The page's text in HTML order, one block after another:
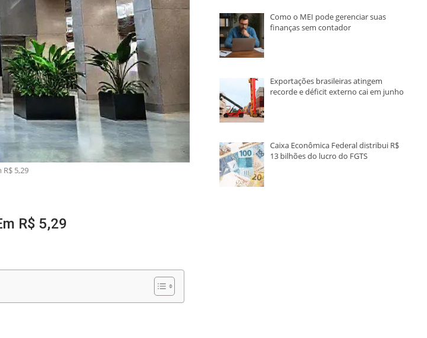
5,29
R$ 5,29
Como o MEI pode gerenciar suas
finanças sem contador
Exportações brasileiras atingem
recorde e déficit externo cai em junho
Caixa Econômica Federal distribui R$
13 bilhões do lucro do FGTS